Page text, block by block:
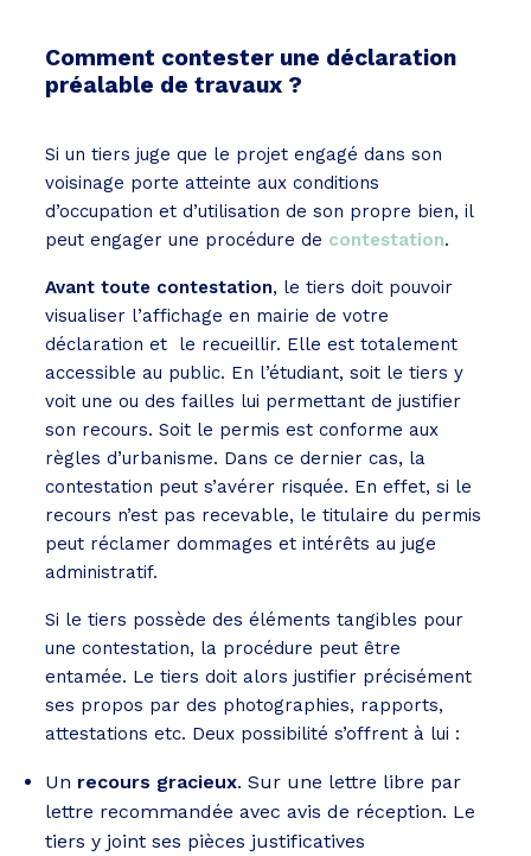
Comment contester une déclaration
préalable de travaux ?
Si un tiers juge que le projet engagé dans son
voisinage porte atteinte aux conditions
d’occupation et d’utilisation de son propre bien, il
peut engager une procédure de contestation.
Avant toute contestation, le tiers doit pouvoir
visualiser l’affichage en mairie de votre
déclaration et le recueillir. Elle est totalement
accessible au public. En l’étudiant, soit le tiers y
voit une ou des failles lui permettant de justifier
son recours. Soit le permis est conforme aux
règles d’urbanisme. Dans ce dernier cas, la
contestation peut s’avérer risquée. En effet, si le
recours n’est pas recevable, le titulaire du permis
peut réclamer dommages et intérêts au juge
administratif.
Si le tiers possède des éléments tangibles pour
une contestation, la procédure peut être
entamée. Le tiers doit alors justifier précisément
ses propos par des photographies, rapports,
attestations etc. Deux possibilité s’offrent à lui :
Un recours gracieux. Sur une lettre libre par
lettre recommandée avec avis de réception. Le
tiers y joint ses pièces justificatives